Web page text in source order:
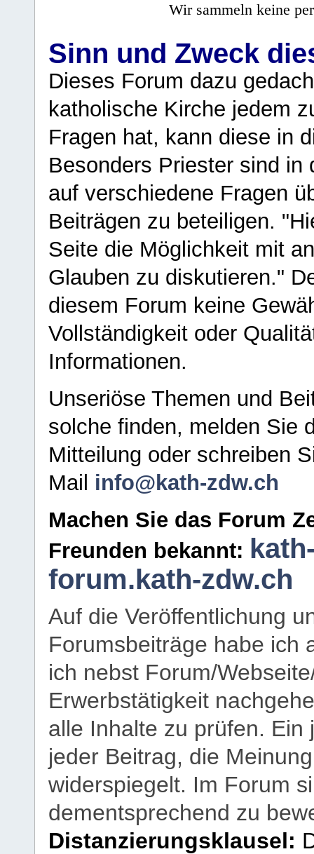
Wir sammeln keine
Sinn und Zweck
Dieses Forum dazu
katholische Kirche jedem
Fragen hat, kann diese in
Besonders Priester sind in
auf verschiedene Fragen
Beiträgen zu beteiligen.
Seite die Möglichkeit mit
Glauben zu diskutieren."
diesem Forum keine
Vollständigkeit oder
Informationen.
Unseriöse Themen und
solche finden, melden Sie
Mitteilung oder schreiben
Mail info@kath-zdw.ch
Machen Sie das Forum
Freunden bekannt:
forum.kath-zdw.ch
Auf die Veröffentlichung
Forumsbeiträge habe ich
ich nebst Forum/
Erwerbstätigkeit
alle Inhalte zu prüfen.
jeder Beitrag, die
widerspiegelt. Im Forum
dementsprechend zu
Distanzierungsklausel: